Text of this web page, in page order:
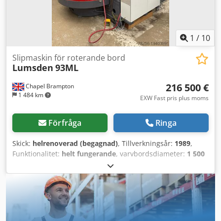
1 / 10
Chapel Brampton
1 484 km
Slipmaskin för roterande bord
Lumsden 93ML
216 500 €
EXW Fast pris plus moms
Förfråga Ringa
Skick: helrenoverad (begagnad), Tillverkningsår: 1989,
Funktionalitet: helt fungerande, varvbordsdiameter: 1 500
, total höjd:
3 150 mm, total längd:4 165 mm, totalvikt:15 000 kg,
slipskivans diameter:863 mm, slipspindelhastighet:450
varv/min, effekt:45 kW (61,18 hk) , bordsdiameter:1 500
mm , LUMSDEN Modell 93ML Vertikal Rotationsplanslip.
Renoverad med nya lager i bord och spindel, ombyggd